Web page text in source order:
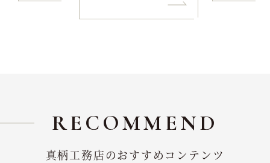
RECOMMEND
真柄工務店のおすすめコンテンツ